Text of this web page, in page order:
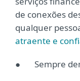
de conexões
qualquer
atraente e
● Sempre